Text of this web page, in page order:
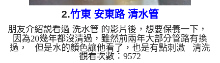
2.竹東 安東路 清水管
朋友介紹説看過 洗水管 的影片後，想要保養一下，
因為20幾年都沒清過，雖然前兩年大部分管路有換
過， 但是水的顏色讓他看了，也是有點刺激 清洗
水管 水管清洗 洗水管 熱水管堵塞 熱水忽冷忽熱 ...
觀看次數：9572